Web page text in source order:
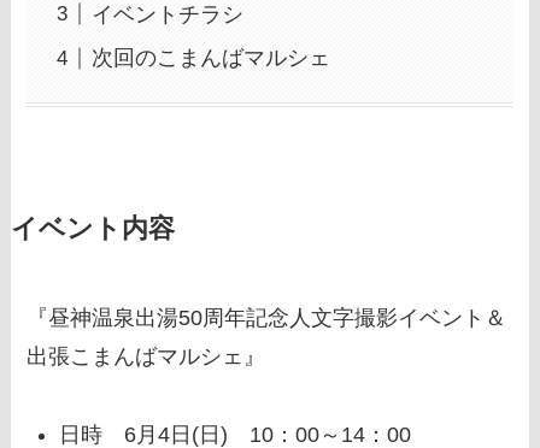
イベントチラシ
次回のこまんばマルシェ
イベント内容
『昼神温泉出湯50周年記念人文字撮影イベント＆
出張こまんばマルシェ』
日時 6月4日(日) 10：00～14：00